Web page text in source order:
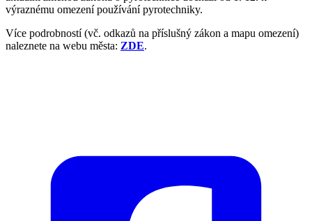
výraznému omezení používání pyrotechniky.
Více podrobností (vč. odkazů na příslušný zákon a mapu omezení)
naleznete na webu města: ZDE.